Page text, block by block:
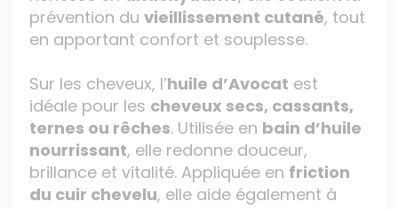
prévention duvieillissement cutané, tout
en apportant confort et souplesse.
Sur les cheveux, l’huile d’Avocat est
idéale pour les cheveux secs, cassants,
ternes ou rêches. Utilisée en bain d’huile
nourrissant, elle redonne douceur,
brillance et vitalité. Appliquée en friction
du cuir chevelu, elle aide également à